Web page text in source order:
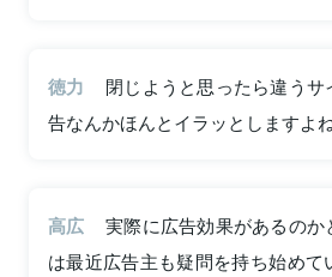
徳力
閉じようと思ったら違う
告なんかほんとイラッとしますよね
高広
実際に広告効果があるのか
は最近広告主も疑問を持ち始めて